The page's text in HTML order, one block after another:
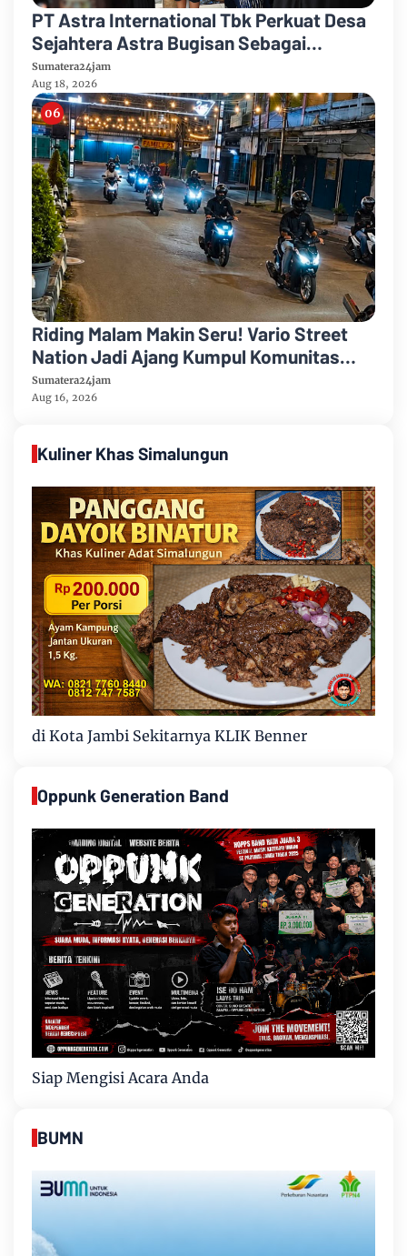
PT Astra International Tbk Perkuat Desa
Sejahtera Astra Bugisan Sebagai
Destinasi Wisata Candi Plaosan Berbasis
Budaya
Sumatera24jam
Aug 18, 2026
Riding Malam Makin Seru! Vario Street
Nation Jadi Ajang Kumpul Komunitas
Honda Vario Jambi
Sumatera24jam
Aug 16, 2026
Kuliner Khas Simalungun
di Kota Jambi Sekitarnya KLIK Benner
Oppunk Generation Band
Siap Mengisi Acara Anda
BUMN